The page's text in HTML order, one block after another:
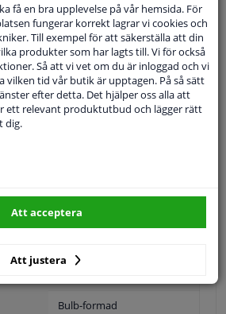
Hitta rätt bildelar.
ellerVälj din bil.
SÖK
Bulb-formad
få en bra upplevelse på vår hemsida. För
fungerar korrekt lagrar vi cookies och
Till exempel för att säkerställa att din
produkter som har lagts till. Vi för också
Så att vi vet om du är inloggad och vi
vilken tid vår butik är upptagen. På så sätt
efter detta. Det hjälper oss alla att
ett relevant produktutbud och lägger rätt
dig.
Att justera
Att acceptera